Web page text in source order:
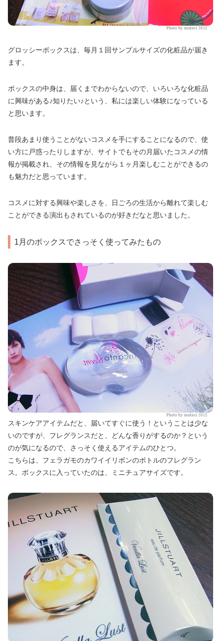
グロッシーボックスは、毎月１回サンプルサイズの化粧品が届き
ます。
ボックスの中身は、届くまでわからないので、いろいろな化粧品
に興味がある♪知りたい♪という、私には楽しい体験になっている
と思います。
普段あまり使うことがないコスメを手にすることになるので、使
い方に戸惑ったりしますが、サイトでもその月届いたコスメの情
報が掲載され、その情報を見ながら１ヶ月楽しむことができるの
も魅力だと思っています。
コスメに対する興味や楽しさを、日ごろの生活から離れて楽しむ
ことができる演出もされているのが好きだなと思いました。
1月のボックスでさっそく使ってみたもの
スキンケアアイテムだと、届いてすぐに使う！ということは少な
いのですが、フレグランスだと、どんな香りがするのか？という
のが気になるので、さっそく使えるアイテムのひとつ。
こちらは、フェラガモのカワイイリボンのボトルのフレグラン
ス。ボックスに入っていたのは、ミニチュアサイズです。